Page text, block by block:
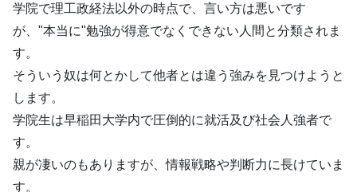
学院で理工政経法以外の時点で、言い方は悪いです
が、"本当に"勉強が得意でなくできない人間と分類されま
す。
そういう奴は何とかして他者とは違う強みを見つけようと
します。
学院生は早稲田大学内で圧倒的に就活及び社会人強者で
す。
親が凄いのもありますが、情報戦略や判断力に長けていま
す。